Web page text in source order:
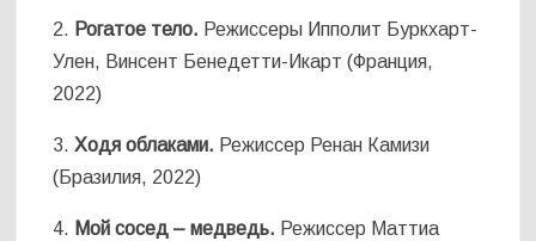
2. Рогатое тело. Режиссеры Ипполит Буркхарт-
Улен, Винсент Бенедетти-Икарт (Франция,
2022)
3. Ходя облаками. Режиссер Ренан Камизи
(Бразилия, 2022)
4. Мой сосед – медведь. Режиссер Маттиа